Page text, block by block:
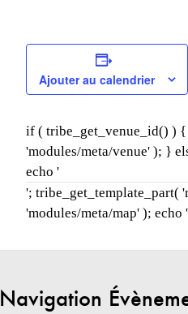
Ajouter au calendrier
if ( tribe_get_venue_id() )
'modules/meta/venue' ); }
echo '
'; tribe_get_template_part(
'modules/meta/map' ); echo '
Navigation